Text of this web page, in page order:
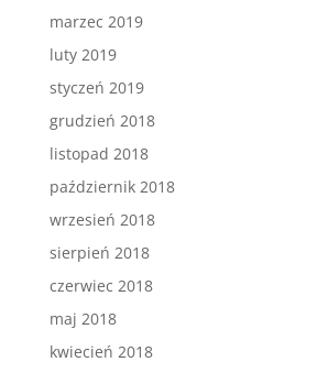
marzec 2019
luty 2019
styczeń 2019
grudzień 2018
listopad 2018
październik 2018
wrzesień 2018
sierpień 2018
czerwiec 2018
maj 2018
kwiecień 2018